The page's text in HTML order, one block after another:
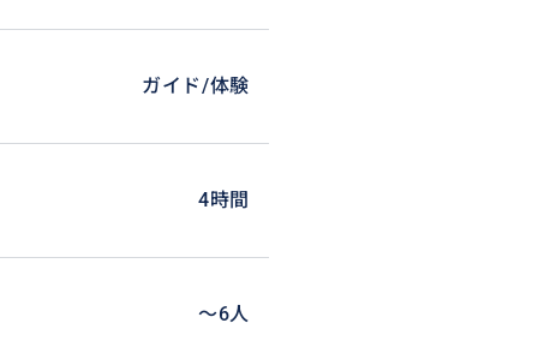
ガイド/体験
4時間
〜6人